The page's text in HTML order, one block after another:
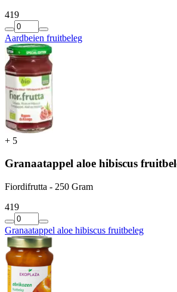
419
Aardbeien fruitbeleg
+ 5
Granaatappel aloe hibiscus
Fiordifrutta - 250 Gram
419
Granaatappel aloe hibiscus fruitbeleg